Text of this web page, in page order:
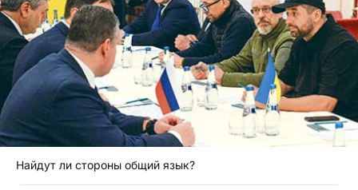
Найдут ли стороны общий язык?